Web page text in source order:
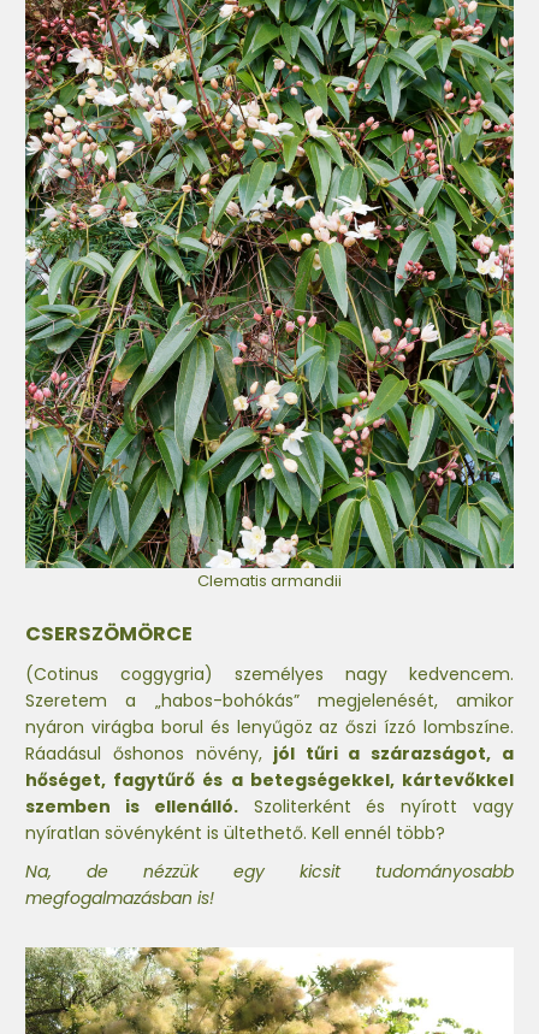
Clematis armandii
CSERSZÖMÖRCE
(Cotinus coggygria) személyes nagy kedvencem.
Szeretem a „habos-bohókás” megjelenését, amikor
nyáron virágba borul és lenyűgöz az őszi ízzó lombszíne.
Ráadásul őshonos növény, jól tűri a szárazságot, a
hőséget, fagytűrő és a betegségekkel, kártevőkkel
szemben is ellenálló.Szoliterként és nyírott vagy
nyíratlan sövényként is ültethető. Kell ennél több?
Na, de nézzük egy kicsit tudományosabb
megfogalmazásban is!